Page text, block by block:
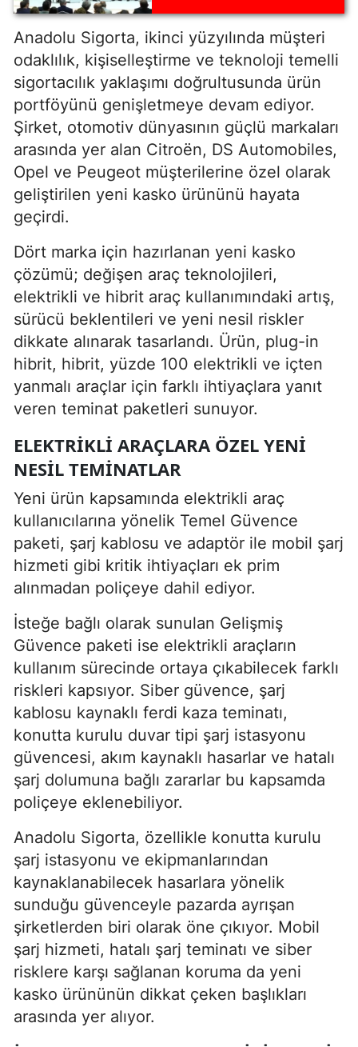
Anadolu Sigorta, ikinci yüzyılında müşteri
odaklılık, kişiselleştirme ve teknoloji temelli
sigortacılık yaklaşımı doğrultusunda ürün
portföyünü genişletmeye devam ediyor.
Şirket, otomotiv dünyasının güçlü markaları
arasında yer alan Citroën, DS Automobiles,
Opel ve Peugeot müşterilerine özel olarak
geliştirilen yeni kasko ürününü hayata
geçirdi.
Dört marka için hazırlanan yeni kasko
çözümü; değişen araç teknolojileri,
elektrikli ve hibrit araç kullanımındaki artış,
sürücü beklentileri ve yeni nesil riskler
dikkate alınarak tasarlandı. Ürün, plug-in
hibrit, hibrit, yüzde 100 elektrikli ve içten
yanmalı araçlar için farklı ihtiyaçlara yanıt
veren teminat paketleri sunuyor.
ELEKTRIKLI ARAÇLARA ÖZEL YENI
NESIL TEMINATLAR
Yeni ürün kapsamında elektrikli araç
kullanıcılarına yönelik Temel Güvence
paketi, şarj kablosu ve adaptör ile mobil şarj
hizmeti gibi kritik ihtiyaçları ek prim
alınmadan poliçeye dahil ediyor.
İsteğe bağlı olarak sunulan Gelişmiş
Güvence paketi ise elektrikli araçların
kullanım sürecinde ortaya çıkabilecek farklı
riskleri kapsıyor. Siber güvence, şarj
kablosu kaynaklı ferdi kaza teminatı,
konutta kurulu duvar tipi şarj istasyonu
güvencesi, akım kaynaklı hasarlar ve hatalı
şarj dolumuna bağlı zararlar bu kapsamda
poliçeye eklenebiliyor.
Anadolu Sigorta, özellikle konutta kurulu
şarj istasyonu ve ekipmanlarından
kaynaklanabilecek hasarlara yönelik
sunduğu güvenceyle pazarda ayrışan
şirketlerden biri olarak öne çıkıyor. Mobil
şarj hizmeti, hatalı şarj teminatı ve siber
risklere karşı sağlanan koruma da yeni
kasko ürününün dikkat çeken başlıkları
arasında yer alıyor.